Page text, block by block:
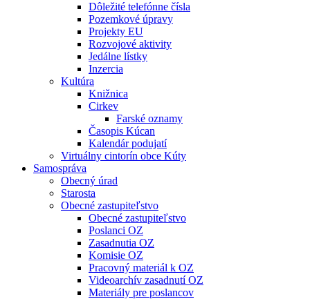
Dôležité telefónne čísla
Pozemkové úpravy
Projekty EU
Rozvojové aktivity
Jedálne lístky
Inzercia
Kultúra
Knižnica
Cirkev
Farské oznamy
Časopis Kúcan
Kalendár podujatí
Virtuálny cintorín obce Kúty
Samospráva
Obecný úrad
Starosta
Obecné zastupiteľstvo
Obecné zastupiteľstvo
Poslanci OZ
Zasadnutia OZ
Komisie OZ
Pracovný materiál k OZ
Videoarchív zasadnutí OZ
Materiály pre poslancov